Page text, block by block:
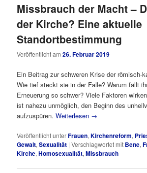
Missbrauch der Macht –
der Kirche? Eine aktuelle
Standortbestimmung
Veröffentlicht am26. Februar 2019
Ein Beitrag zur schweren Krise der römisch-
Wie tief steckt sie in der Falle? Warum fällt
Erneuerung so schwer? Viele Faktoren
ist nahezu unmöglich, den Beginn des
aufzuspüren.Weiterlesen →
Veröffentlicht unterFrauen,Kirchenreform,
Gewalt,Sexualität |Verschlagwortet mit Bene,
Kirche,Homosexualität,Missbrauch